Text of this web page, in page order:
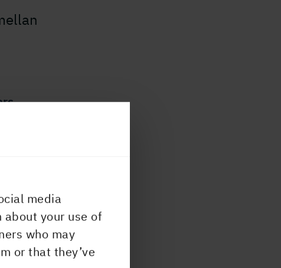
media
your use of
who may
or that they’ve